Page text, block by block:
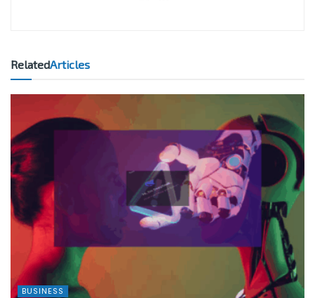
RelatedArticles
BUSINESS